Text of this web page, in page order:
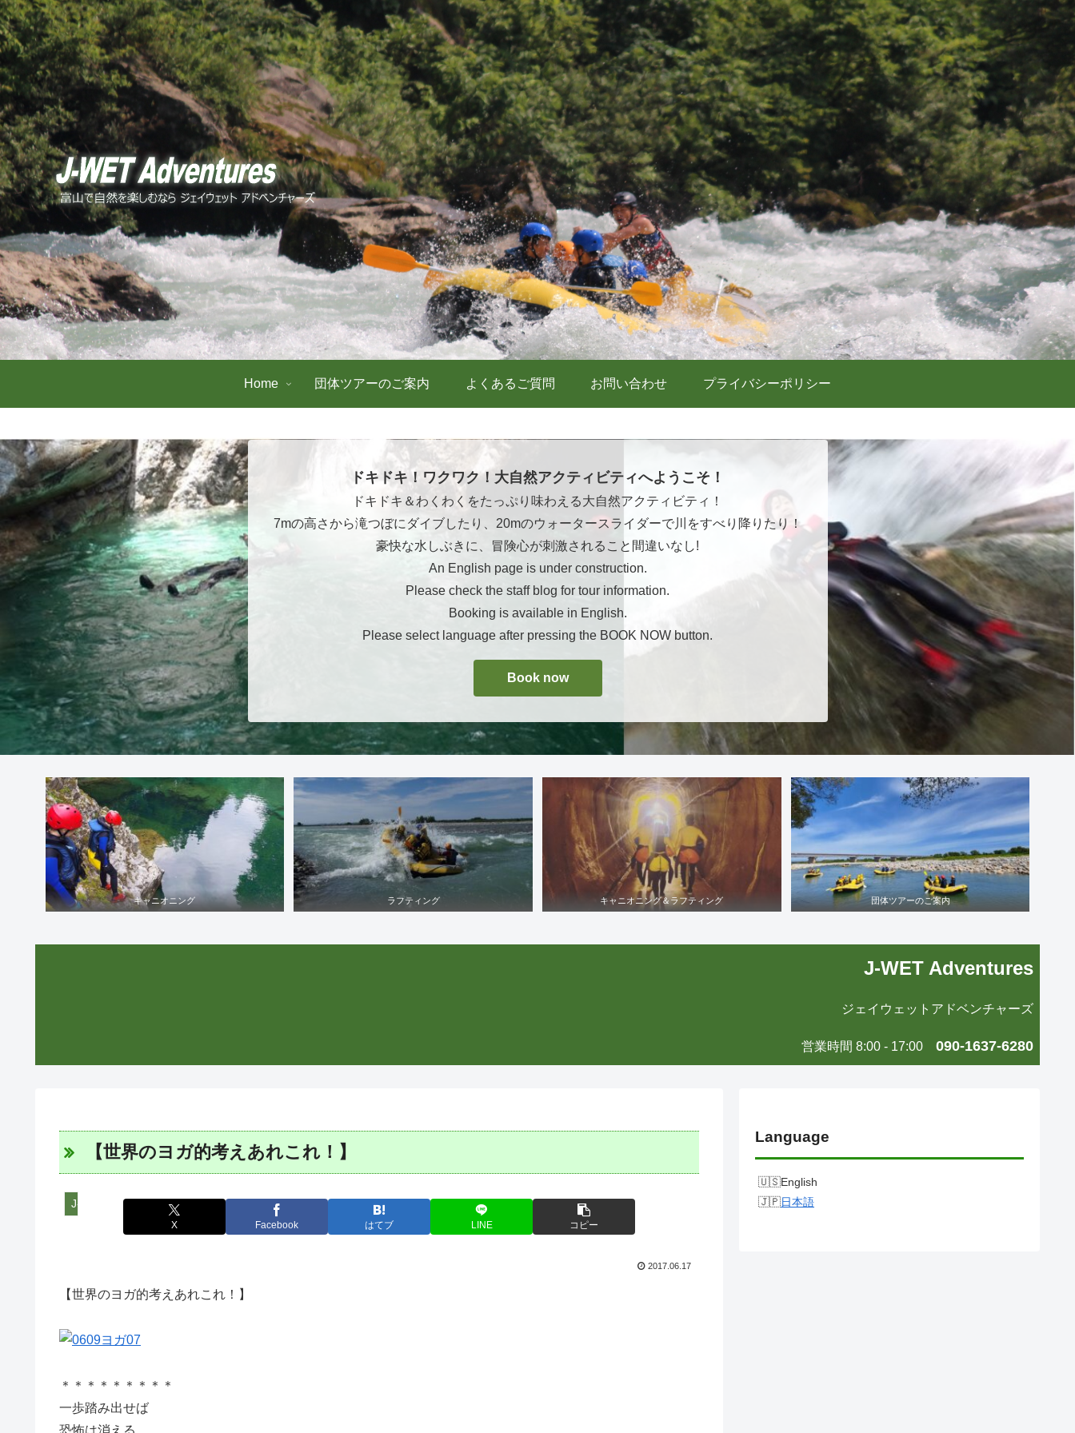
Home 団体ツアーのご案内 よくあるご質問 お問い合わせ プライバシーポリシー
ドキドキ！ワクワク！大自然アクティビティへようこそ！
ドキドキ＆わくわくをたっぷり味わえる大自然アクティビティ！
7mの高さから滝つぼにダイブしたり、20mのウォータースライダーで川をすべり降りたり！
豪快な水しぶきに、冒険心が刺激されること間違いなし!
An English page is under construction.
Please check the staff blog for tour information.
Booking is available in English.
Please select language after pressing the BOOK NOW button.
Book now
キャニオニング ラフティング キャニオニング＆ラフティング 団体ツアーのご案内
J-WET Adventures
ジェイウェットアドベンチャーズ
営業時間 8:00 - 17:00 090-1637-6280
【世界のヨガ的考えあれこれ！】
J-WETインド支部～ヨガのこころ～
X Facebook はてブ LINE コピー
2017.06.17
【世界のヨガ的考えあれこれ！】
＊＊＊＊＊＊＊＊＊
一歩踏み出せば
恐怖は消える
Language
English
日本語